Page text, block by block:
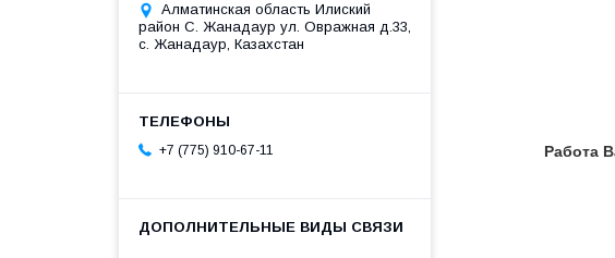
Работа
Алматинская область Илиский
район С. Жанадаур ул. Овражная д.33,
с. Жанадаур, Казахстан
+7 (775) 910-67-11